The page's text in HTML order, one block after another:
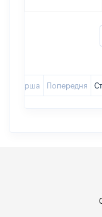
Перша Попередня